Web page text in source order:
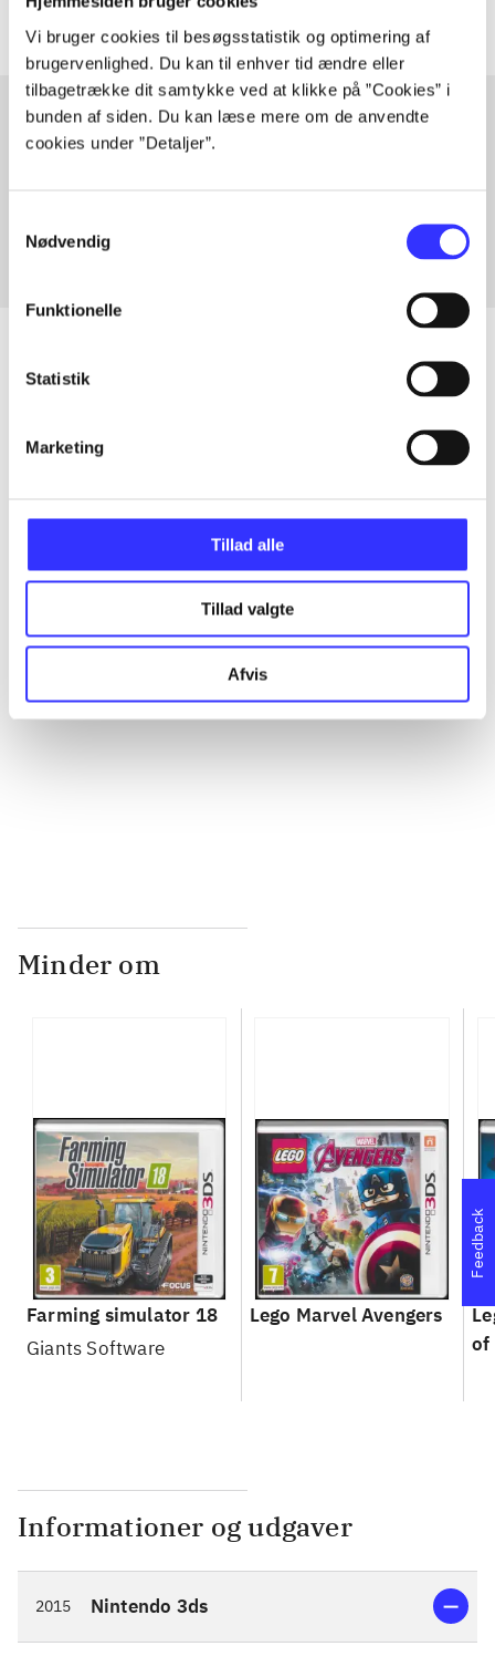
Vi bruger cookies til besøgsstatistik og optimering af
brugervenlighed. Du kan til enhver tid ændre eller
tilbagetrække dit samtykke ved at klikke på ”Cookies” i
bunden af siden. Du kan læse mere om de anvendte
cookies under ”Detaljer”.
Nødvendig
Funktionelle
Statistik
Marketing
Tillad alle
Tillad valgte
Afvis
Artikler med samme emner
Alle registrerede artikler fordelt på udgivelser
...
...
...
Minder om
Farming simulator 18
Giants Software
Lego Marvel Avengers
of
Informationer og udgaver
2015 Nintendo 3ds
Feedback